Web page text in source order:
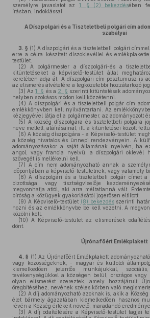
személyre javaslatot az 1. § (2) bekezdésében
írásban, indoklással.
A Díszpolgári és a Tiszteletbeli polgári cím
szabályai
3. § (1) A díszpolgári és a tiszteletbeli polgári
erre a célra készített díszoklevéllel és
testület.
(2) A polgármester a díszpolgári-és a
kitüntetéseket a képviselő-testület által
keretében adja át. A díszpolgári cím posztumusz is
az elismerés átvételére a legközelebbi hozzátartozó
(3) Az1. § és a 2. § szerinti kitüntetések
helyben szokásos módon kell közzétenni.
(4) A díszpolgári és a tiszteletbeli polgár cím
emlékkönyvben kell nyilvántartani. Az
kézjegyével látja el a polgármester, az adományozott
(5) A község díszpolgára és tiszteletbeli polgára
neve mellett, aláírásainál, ill. a kitüntetései között
(6) A község díszpolgára - a Képviselő-testület
a község hivatalos és ünnepi rendezvényein. A
adományozásakor a saját államának nyelvén, ha
angol, vagy francia nyelvű, a díszpolgári oklevél
szövegét is mellékelni kell.
(7) A cím nem adományozható annak a
időpontjában a képviselő-testületnek, vagy valamely
(8) A díszpolgári és a tiszteletbeli polgár címet a
bizottsága, vagy tisztségviselője
megvonhatja attól, aki arra méltatlanná vált.
bíróság a közügyek gyakorlásától jogerősen eltiltott.
(9) A Képviselő-testület (8) bekezdésszerinti
hozni és az emlékkönyvbe be kell vezetni. A
közölni kell.
(10) A Képviselő-testület az elismerések
dönt.
Újrónafőért Emlékplakett
4. § (1) Az Újrónafőért Emlékplakett
vagy közösségeknek, - magyar és külföldi
kiemelkedően jelentős munkájukkal,
tevékenységükkel a községen belül, országos vagy
olyan elismerést szereztek, amely hozzájárult
öregbítéséhez, nevének széles körben való
(2) A díj adományozható azoknak is, akik a
élet bármely ágazatában kiemelkedően hasznos
révén a Község értékeit növelő, maradandó
(3) A díj odaítélésére a Képviselő-testület tagjai